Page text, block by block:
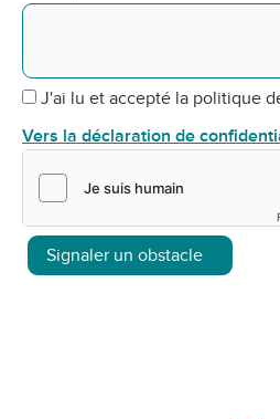
J'ai lu et accepté la politique
Vers la déclaration de
Signaler un obstacle